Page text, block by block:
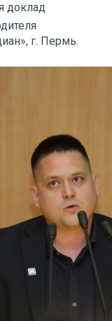
доклад
г. Пермь.